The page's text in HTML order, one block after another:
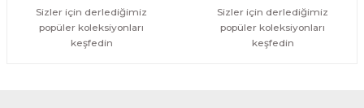
Sizler için derlediğimiz
popüler koleksiyonları
keşfedin
Sizler için derlediğimiz
popüler koleksiyonları
keşfedin